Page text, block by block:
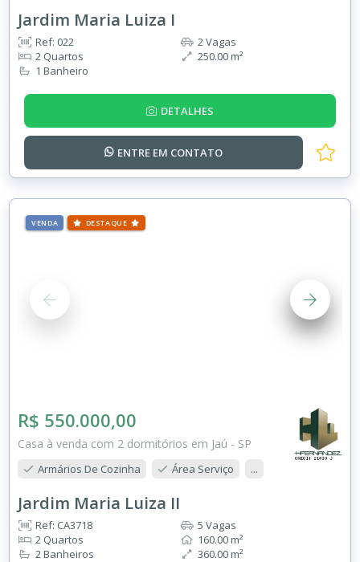
Jardim Maria Luiza I
Ref: 022
2 Quartos
1 Banheiro
2 Vagas
250.00 m²
DETALHES
ENTRE EM CONTATO
VENDA DESTAQUE
R$ 550.000,00
Casa à venda com 2 dormitórios em Jaú - SP
Armários De Cozinha Área Serviço ...
Jardim Maria Luiza II
Ref: CA3718
2 Quartos
2 Banheiros
5 Vagas
160.00 m²
360.00 m²